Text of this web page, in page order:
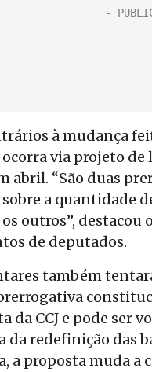
à mudança
via projeto
abril. “São duas
sobre a quantidade
outros”,
de deputados.
também
da CCJ e pode ser
redefinição das
a proposta muda a